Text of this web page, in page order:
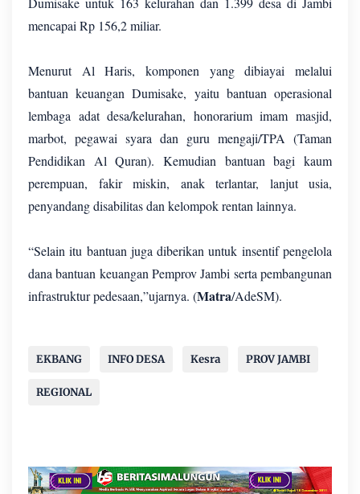
mencapai Rp 156,2 miliar.
Menurut Al Haris, komponen yang dibiayai melalui
bantuan keuangan Dumisake, yaitu bantuan operasional
lembaga adat desa/kelurahan, honorarium imam masjid,
marbot, pegawai syara dan guru mengaji/TPA (Taman
Pendidikan Al Quran). Kemudian bantuan bagi kaum
perempuan, fakir miskin, anak terlantar, lanjut usia,
penyandang disabilitas dan kelompok rentan lainnya.
“Selain itu bantuan juga diberikan untuk insentif pengelola
dana bantuan keuangan Pemprov Jambi serta pembangunan
infrastruktur pedesaan,”ujarnya. (Matra/AdeSM).
EKBANG INFO DESA Kesra PROV JAMBI
REGIONAL